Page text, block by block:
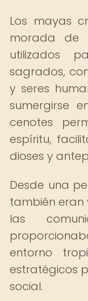
Los mayas
morada de
utilizados
sagrados,
y seres
sumergirse
cenotes
espíritu,
dioses y
Desde una
también eran
las
entorno
estratégicos
social.